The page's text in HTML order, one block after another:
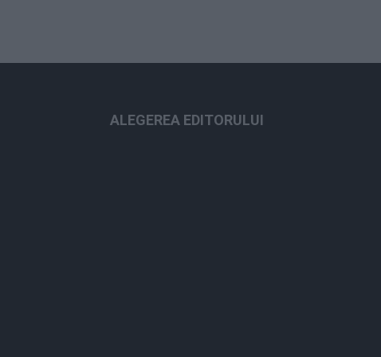
ALEGEREA EDITORULUI